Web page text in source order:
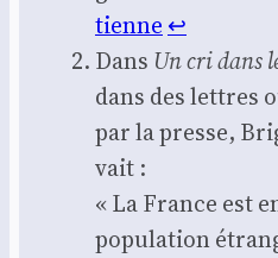
tienne ↩︎
Dans Un cri dans
dans des lettres
par la presse,
vait :
« La France est
popu­la­tion